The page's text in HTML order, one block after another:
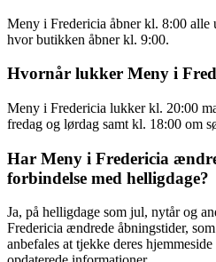
Meny i Fredericia åbner kl. 8:00 alle
hvor butikken åbner kl. 9:00.
Hvornår lukker Meny i
Meny i Fredericia lukker kl. 20:00
fredag og lørdag samt kl. 18:00 om
Har Meny i Fredericia
forbindelse med helligdage?
Ja, på helligdage som jul, nytår og
Fredericia ændrede åbningstider,
anbefales at tjekke deres